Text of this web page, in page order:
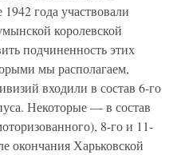
года участвовали
королевской
подчиненность этих
мы располагаем,
входили в состав 6-го
Некоторые — в состав
8-го и 11-
окончания Харьковской